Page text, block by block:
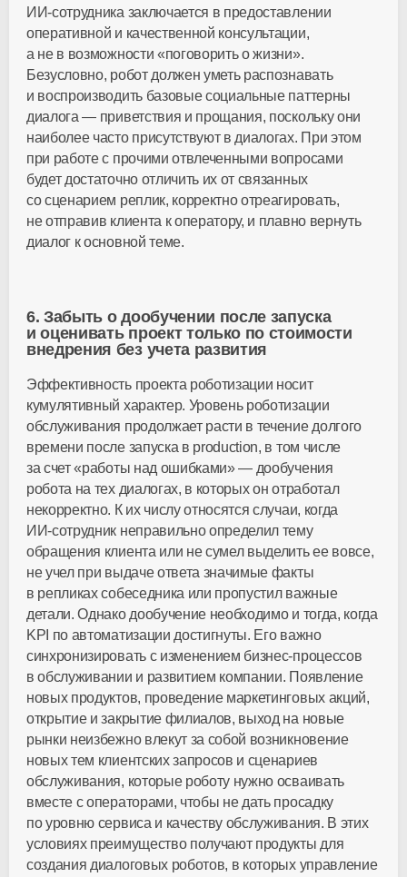
ИИ-сотрудника заключается в предоставлении
оперативной и качественной консультации,
а не в возможности «поговорить о жизни».
Безусловно, робот должен уметь распознавать
и воспроизводить базовые социальные паттерны
диалога — приветствия и прощания, поскольку они
наиболее часто присутствуют в диалогах. При этом
при работе с прочими отвлеченными вопросами
будет достаточно отличить их от связанных
со сценарием реплик, корректно отреагировать,
не отправив клиента к оператору, и плавно вернуть
диалог к основной теме.
6. Забыть о дообучении после запуска
и оценивать проект только по стоимости
внедрения без учета развития
Эффективность проекта роботизации носит
кумулятивный характер. Уровень роботизации
обслуживания продолжает расти в течение долгого
времени после запуска в production, в том числе
за счет «работы над ошибками» — дообучения
робота на тех диалогах, в которых он отработал
некорректно. К их числу относятся случаи, когда
ИИ-сотрудник неправильно определил тему
обращения клиента или не сумел выделить ее вовсе,
не учел при выдаче ответа значимые факты
в репликах собеседника или пропустил важные
детали. Однако дообучение необходимо и тогда, когда
KPI по автоматизации достигнуты. Его важно
синхронизировать с изменением бизнес-процессов
в обслуживании и развитием компании. Появление
новых продуктов, проведение маркетинговых акций,
открытие и закрытие филиалов, выход на новые
рынки неизбежно влекут за собой возникновение
новых тем клиентских запросов и сценариев
обслуживания, которые роботу нужно осваивать
вместе с операторами, чтобы не дать просадку
по уровню сервиса и качеству обслуживания. В этих
условиях преимущество получают продукты для
создания диалоговых роботов, в которых управление